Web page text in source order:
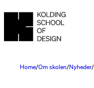
Home Om skolen Nyheder